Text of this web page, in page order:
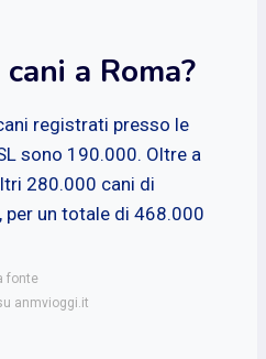
a Roma?
registrati presso le
sono 190.000. Oltre a
280.000 cani di
un totale di 468.000
fonte
anmvioggi.it